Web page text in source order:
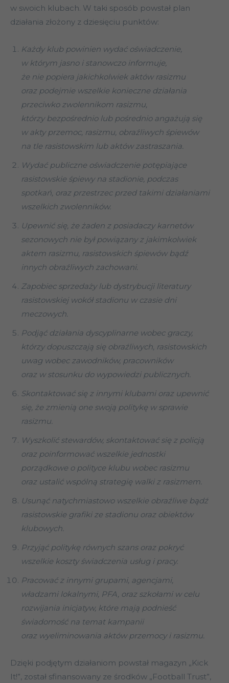
w swoich klubach. W taki sposób powstał plan
działania złożony z dziesięciu punktów:
Każdy klub powinien wydać oświadczenie,
w którym jasno i stanowczo informuje,
że nie popiera jakichkolwiek aktów rasizmu
oraz podejmie wszelkie konieczne działania
przeciwko zwolennikom rasizmu,
którzy bezpośrednio lub pośrednio angażują się
w akty przemoc, rasizmu, obraźliwych śpiewów
na tle rasistowskim lub aktów zastraszania.
Wydać publiczne oświadczenie potępiające
rasistowskie śpiewy na stadionie, podczas
spotkań, oraz przestrzec przed takimi działaniami
wszelkich zwolenników.
Upewnić się, że żaden z posiadaczy karnetów
sezonowych nie był powiązany z jakimkolwiek
aktem rasizmu, rasistowskich śpiewów bądź
innych obraźliwych zachowani.
Zapobiec sprzedaży lub dystrybucji literatury
rasistowskiej wokół stadionu w czasie dni
meczowych.
Podjąć działania dyscyplinarne wobec graczy,
którzy dopuszczają się obraźliwych, rasistowskich
uwag wobec zawodników, pracowników
oraz w stosunku do wypowiedzi publicznych.
Skontaktować się z innymi klubami oraz upewnić
się, że zmienią one swoją politykę w sprawie
rasizmu.
Wyszkolić stewardów, skontaktować się z policją
oraz poinformować wszelkie jednostki
porządkowe o polityce klubu wobec rasizmu
oraz ustalić wspólną strategię walki z rasizmem.
Usunąć natychmiastowo wszelkie obraźliwe bądź
rasistowskie grafiki ze stadionu oraz obiektów
klubowych.
Przyjąć politykę równych szans oraz pokryć
wszelkie koszty świadczenia usług i pracy.
Pracować z innymi grupami, agencjami,
władzami lokalnymi, PFA, oraz szkołami w celu
rozwijania inicjatyw, które mają podnieść
świadomość na temat kampanii
oraz wyeliminowania aktów przemocy i rasizmu.
Dzięki podjętym działaniom powstał magazyn „Kick
It!”, został sfinansowany ze środków „Football Trust”,